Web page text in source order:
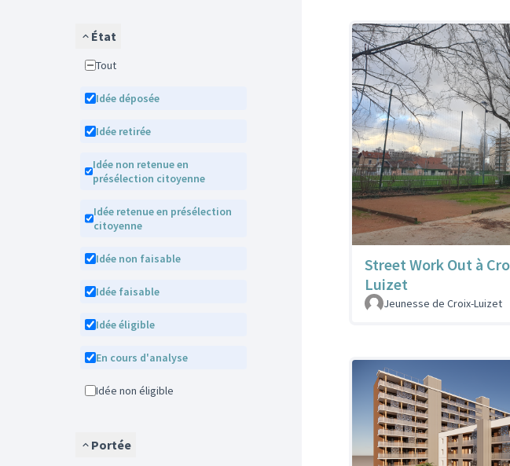
État
Tout
Idée déposée
Idée retirée
Idée non retenue en
présélection citoyenne
Idée retenue en présélection
citoyenne
Idée non faisable
Idée faisable
Idée éligible
En cours d'analyse
Idée non éligible
Portée
Street Work Out à
Luizet
Jeunesse de Croix-Luizet